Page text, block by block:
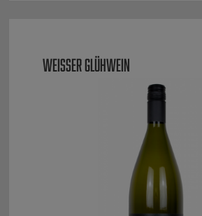
WEISSER GLÜHWEIN